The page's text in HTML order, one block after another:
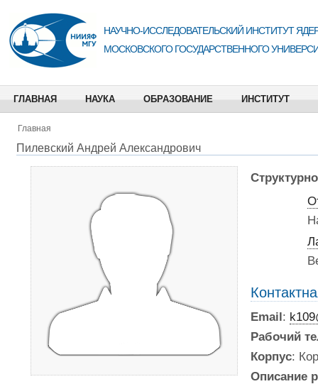
НАУЧНО-ИССЛЕДОВАТЕЛЬСКИЙ ИНСТИТУТ
МОСКОВСКОГО ГОСУДАРСТВЕННОГО
ГЛАВНАЯ НАУКА ОБРАЗОВАНИЕ ИНСТИТУТ
Главная
Пилевский Андрей Александрович
Email:
Рабочий
Корпус:
Описание